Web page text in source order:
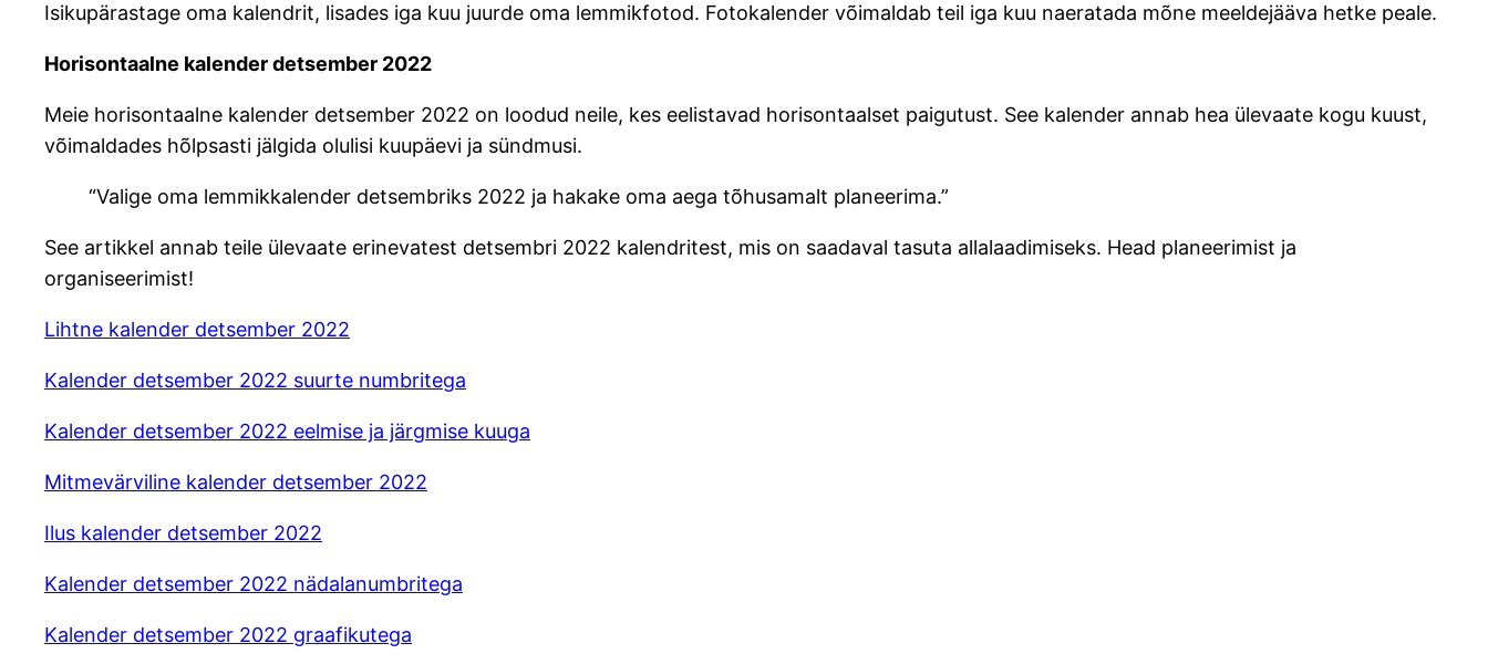
Isikupärastage oma kalendrit, lisades iga kuu juurde oma lemmikfotod. Fotokalender võimaldab teil iga kuu naeratada mõne meeldejääva hetke peale.
Horisontaalne kalender detsember 2022
Meie horisontaalne kalender detsember 2022 on loodud neile, kes eelistavad horisontaalset paigutust. See kalender annab hea ülevaate kogu kuust,
võimaldades hõlpsasti jälgida olulisi kuupäevi ja sündmusi.
“Valige oma lemmikkalender detsembriks 2022 ja hakake oma aega tõhusamalt planeerima.”
See artikkel annab teile ülevaate erinevatest detsembri 2022 kalendritest, mis on saadaval tasuta allalaadimiseks. Head planeerimist ja
organiseerimist!
Lihtne kalender detsember 2022
Kalender detsember 2022 suurte numbritega
Kalender detsember 2022 eelmise ja järgmise kuuga
Mitmevärviline kalender detsember 2022
Ilus kalender detsember 2022
Kalender detsember 2022 nädalanumbritega
Kalender detsember 2022 graafikutega